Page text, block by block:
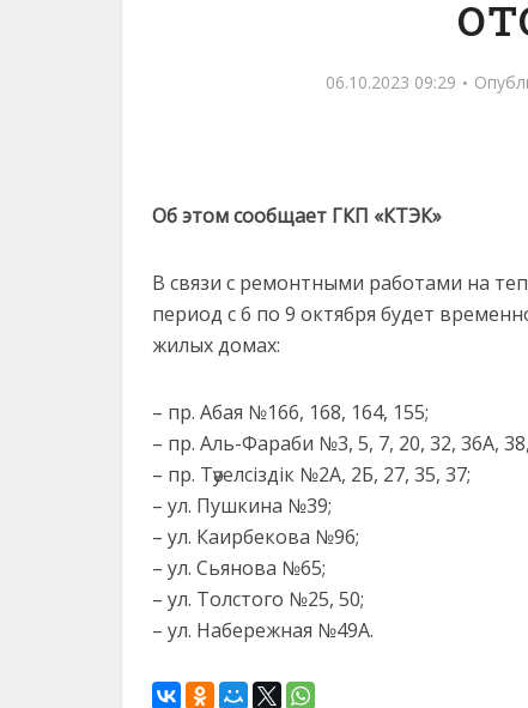
06.10.2023 09:29
Об этом сообщает ГКП «КТЭК»
В связи с ремонтными работами на
период с 6 по 9 октября будет
жилых домах:
– пр. Абая №166, 168, 164, 155;
– пр. Аль-Фараби №3, 5, 7, 20, 32, 36А,
– пр. Тәуелсіздік №2А, 2Б, 27, 35, 37;
– ул. Пушкина №39;
– ул. Каирбекова №96;
– ул. Сьянова №65;
– ул. Толстого №25, 50;
– ул. Набережная №49А.